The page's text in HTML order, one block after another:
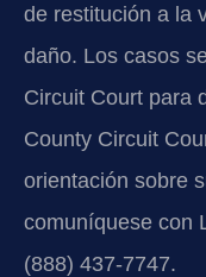
de restitución a la
daño. Los casos
Circuit Court para
County Circuit
orientación sobre
comuníquese con
(888) 437-7747.